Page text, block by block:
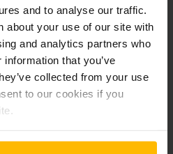
and to analyse our traffic.
about your use of our site with
and analytics partners who
that you’ve
collected from your use
to our cookies if you
bietet eine umfassende